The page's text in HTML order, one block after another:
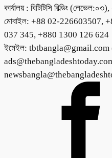
কার্যালয় : বিটিটিসি বিল্ডিং
মোবাইল: +88 02-226603507,
037 345, +880 1300 126 624
ইমেইল: